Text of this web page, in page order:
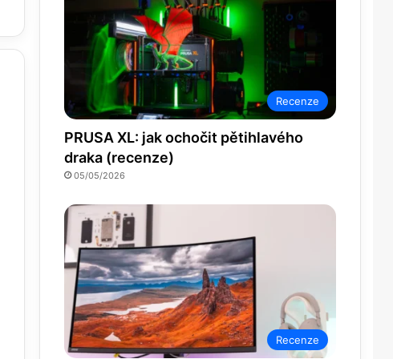
Recenze
PRUSA XL: jak ochočit pětihlavého
draka (recenze)
05/05/2026
Recenze